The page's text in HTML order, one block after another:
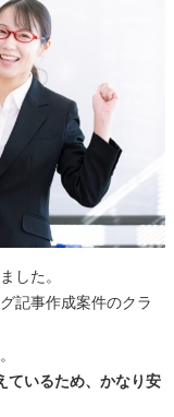
した。
記事作成案件のクラ
ているため、かなり安